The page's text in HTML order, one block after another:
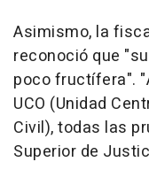
Asimismo, la
reconoció que
poco fructífera".
UCO (Unidad
Civil), todas las
Superior de